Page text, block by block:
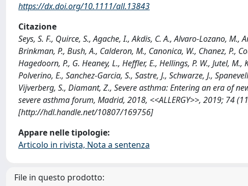
https://dx.doi.org/10.1111/all.13843
Citazione
Seys, S. F., Quirce, S., Agache, I., Akdis, C. A., Alvaro-Lozano,
Brinkman, P., Bush, A., Calderon, M., Canonica, W., Chanez, P.,
Hagedoorn, P., G. Heaney, L., Heffler, E., Hellings, P. W., Jutel,
Polverino, E., Sanchez-Garcia, S., Sastre, J., Schwarze, J.,
Vijverberg, S., Diamant, Z., Severe asthma: Entering an era of
severe asthma forum, Madrid, 2018, <<ALLERGY>>, 2019; 74
[http://hdl.handle.net/10807/169756]
Appare nelle tipologie:
Articolo in rivista, Nota a sentenza
File in questo prodotto: